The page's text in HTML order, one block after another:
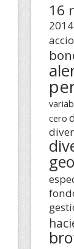
16
2014
cero